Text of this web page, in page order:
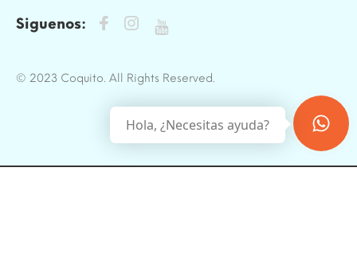
Siguenos:
© 2023 Coquito. All Rights Reserved.
Hola, ¿Necesitas ayuda?